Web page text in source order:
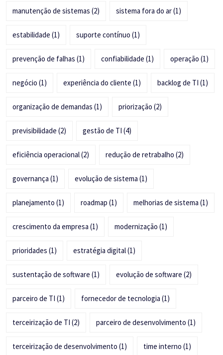
manutenção de sistemas (2) sistema fora do ar(1)
estabilidade (1) suporte contínuo (1)
prevenção de falhas (1) confiabilidade (1) operação (1)
negócio (1) experiência do cliente (1) backlog de TI (1)
organização de demandas (1) priorização (2)
previsibilidade (2) gestão de TI (4)
eficiência operacional(2) redução de retrabalho (2)
governança (1) evolução de sistema (1)
planejamento (1) roadmap (1) melhorias de sistema (1)
crescimento da empresa (1) modernização (1)
prioridades (1) estratégia digital(1)
sustentação de software (1) evolução de software (2)
parceiro de TI (1) fornecedor de tecnologia (1)
terceirização de TI (2) parceiro de desenvolvimento (1)
terceirização de desenvolvimento (1) time interno (1)